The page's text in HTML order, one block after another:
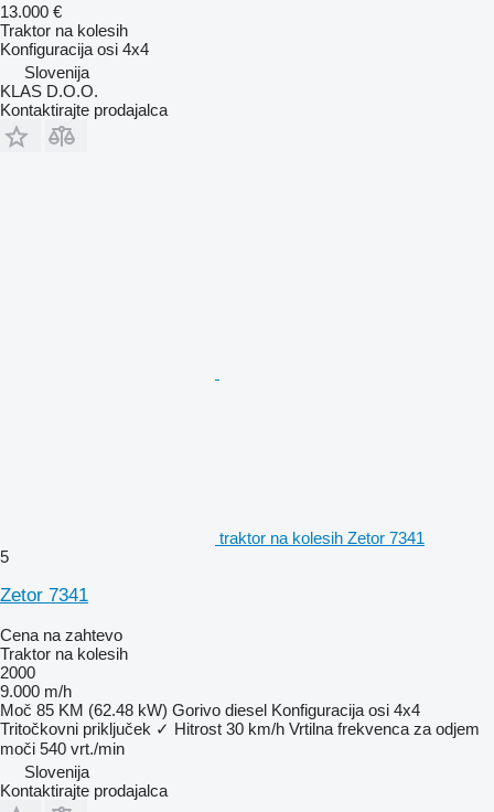
13.000 €
Traktor na kolesih
Konfiguracija osi 4x4
Slovenija
KLAS D.O.O.
Kontaktirajte prodajalca
traktor na kolesih Zetor 7341
5
Zetor 7341
Cena na zahtevo
Traktor na kolesih
2000
9.000 m/h
Moč 85 KM (62.48 kW) Gorivo diesel Konfiguracija osi 4x4
Tritočkovni priključek ✓ Hitrost 30 km/h Vrtilna frekvenca za odjem
moči 540 vrt./min
Slovenija
Kontaktirajte prodajalca